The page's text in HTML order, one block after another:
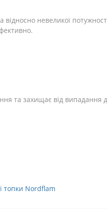
невеликої
та захищає від випадання
топки Nordflam